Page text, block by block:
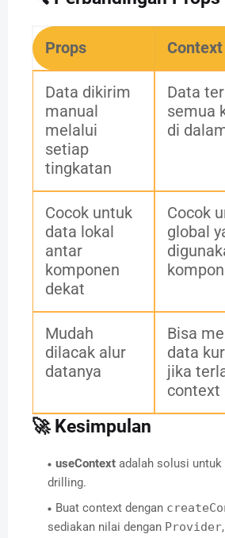
Props Context
Data dikirim
manual
melalui
setiap
tingkatan
Data
semua
di
Cocok untuk
data lokal
antar
komponen
dekat
Cocok
global
Mudah
dilacak alur
datanya
Bisa
data
jika
context
🚀 Kesimpulan
useContext adalah solusi
drilling.
Buat context dengan
sediakan nilai dengan Provider